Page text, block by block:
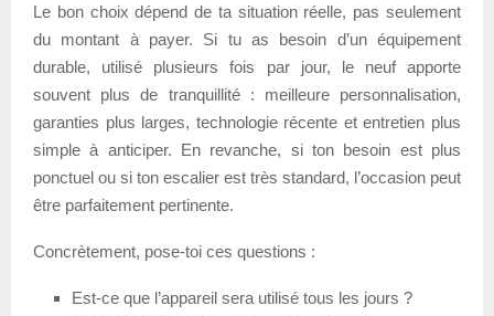
Le bon choix dépend de ta situation réelle, pas seulement
du montant à payer. Si tu as besoin d’un équipement
durable, utilisé plusieurs fois par jour, le neuf apporte
souvent plus de tranquillité : meilleure personnalisation,
garanties plus larges, technologie récente et entretien plus
simple à anticiper. En revanche, si ton besoin est plus
ponctuel ou si ton escalier est très standard, l’occasion peut
être parfaitement pertinente.
Concrètement, pose-toi ces questions :
Est-ce que l’appareil sera utilisé tous les jours ?